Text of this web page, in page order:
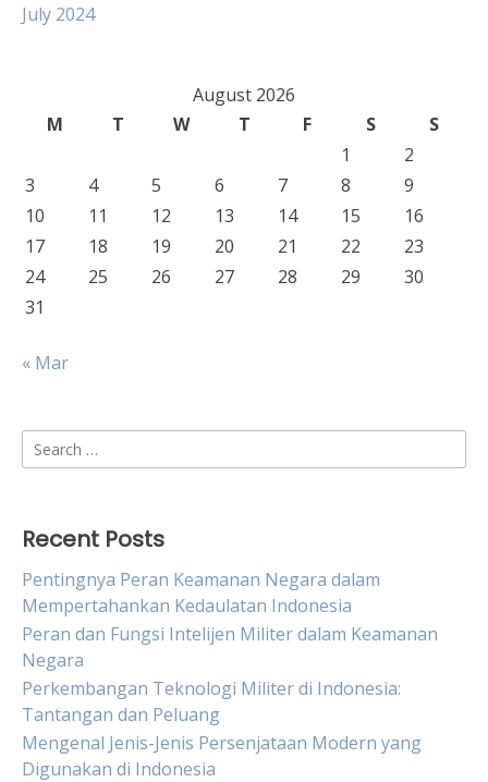
July 2024
August 2026
M
T W T F S
S
1
2
3
4 5 6 7 8
9
10
11 12 13 14 15
16
17
18 19 20 21 22
23
24
25 26 27 28 29
30
31
« Mar
Search
for:
Recent Posts
Pentingnya Peran Keamanan Negara dalam
Mempertahankan Kedaulatan Indonesia
Peran dan Fungsi Intelijen Militer dalam Keamanan
Negara
Perkembangan Teknologi Militer di Indonesia:
Tantangan dan Peluang
Mengenal Jenis-Jenis Persenjataan Modern yang
Digunakan di Indonesia